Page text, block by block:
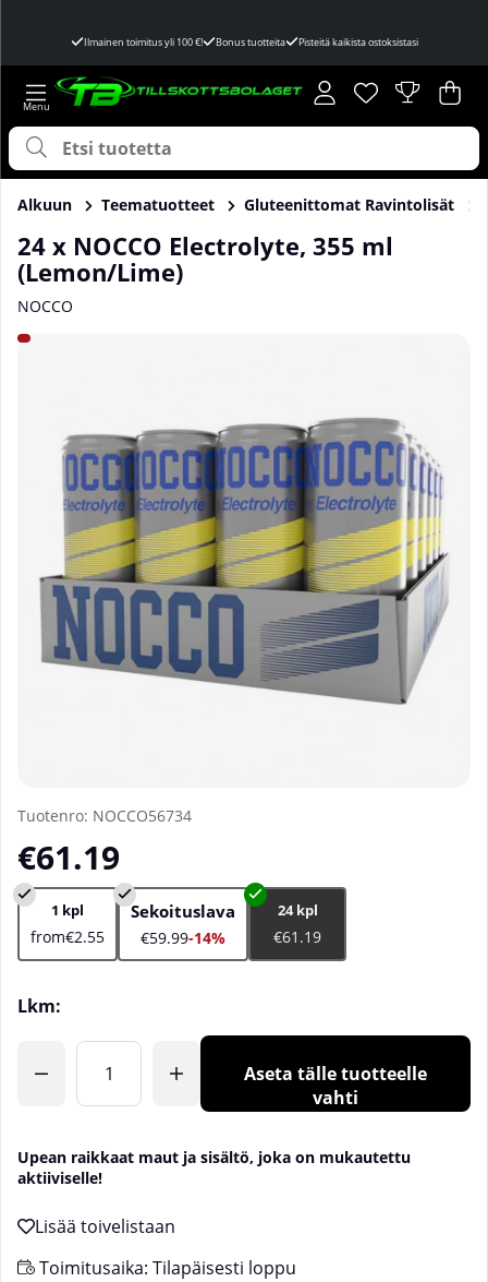
Ilmainen toimitus yli 100 €! Bonus tuotteita Pisteitä kaikista ostoksistasi
Toivelista
Lukumäärä
. .
Alkuun Teematuotteet Gluteenittomat Ravintolisät
24 x NOCCO Electrolyte, 355 ml
(Lemon/Lime)
NOCCO
Tuotekuvat 24 x NOCCO Electrolyte, 355 ml (Lemon/Lime)
Tuotenro: NOCCO56734
€61.19
1 kpl
from€2.55
Sekoituslava
€59.99-14%
24 kpl
€61.19
Lkm:
Aseta tälle tuotteelle
vahti
Upean raikkaat maut ja sisältö, joka on mukautettu
aktiiviselle!
Toimitusaika: Tilapäisesti loppu